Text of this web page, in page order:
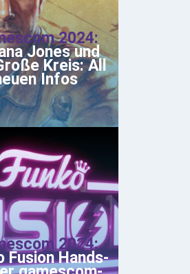
2024:
Jones und
Kreis: All
Infos
2024:
Fusion Hands-